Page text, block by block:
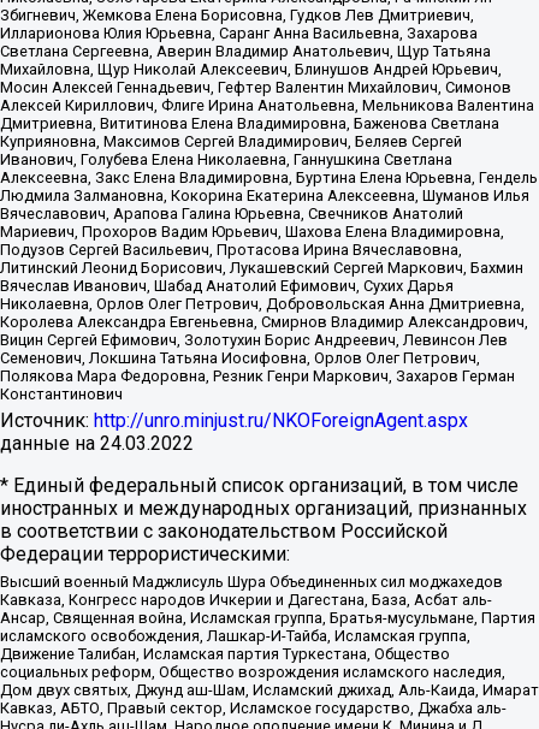
Збигневич, Жемкова Елена Борисовна, Гудков Лев Дмитриевич,
Илларионова Юлия Юрьевна, Саранг Анна Васильевна, Захарова
Светлана Сергеевна, Аверин Владимир Анатольевич, Щур Татьяна
Михайловна, Щур Николай Алексеевич, Блинушов Андрей Юрьевич,
Мосин Алексей Геннадьевич, Гефтер Валентин Михайлович, Симонов
Алексей Кириллович, Флиге Ирина Анатольевна, Мельникова Валентина
Дмитриевна, Вититинова Елена Владимировна, Баженова Светлана
Куприяновна, Максимов Сергей Владимирович, Беляев Сергей
Иванович, Голубева Елена Николаевна, Ганнушкина Светлана
Алексеевна, Закс Елена Владимировна, Буртина Елена Юрьевна, Гендель
Людмила Залмановна, Кокорина Екатерина Алексеевна, Шуманов Илья
Вячеславович, Арапова Галина Юрьевна, Свечников Анатолий
Мариевич, Прохоров Вадим Юрьевич, Шахова Елена Владимировна,
Подузов Сергей Васильевич, Протасова Ирина Вячеславовна,
Литинский Леонид Борисович, Лукашевский Сергей Маркович, Бахмин
Вячеслав Иванович, Шабад Анатолий Ефимович, Сухих Дарья
Николаевна, Орлов Олег Петрович, Добровольская Анна Дмитриевна,
Королева Александра Евгеньевна, Смирнов Владимир Александрович,
Вицин Сергей Ефимович, Золотухин Борис Андреевич, Левинсон Лев
Семенович, Локшина Татьяна Иосифовна, Орлов Олег Петрович,
Полякова Мара Федоровна, Резник Генри Маркович, Захаров Герман
Константинович
Источник: http://unro.minjust.ru/NKOForeignAgent.aspx
данные на 24.03.2022
* Единый федеральный список организаций, в том числе
иностранных и международных организаций, признанных
в соответствии с законодательством Российской
Федерации террористическими:
Высший военный Маджлисуль Шура Объединенных сил моджахедов
Кавказа, Конгресс народов Ичкерии и Дагестана, База, Асбат аль-
Ансар, Священная война, Исламская группа, Братья-мусульмане, Партия
исламского освобождения, Лашкар-И-Тайба, Исламская группа,
Движение Талибан, Исламская партия Туркестана, Общество
социальных реформ, Общество возрождения исламского наследия,
Дом двух святых, Джунд аш-Шам, Исламский джихад, Аль-Каида, Имарат
Кавказ, АБТО, Правый сектор, Исламское государство, Джабха аль-